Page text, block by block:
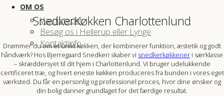
OM OS
Værkstedet
Besøg os i Hellerup eller Lynge
Kontaktinfo
SnedkerKøkken Charlottenlund
Drømmer du om et unikt køkken, der kombinerer funktion, æstetik og godt
håndværk? Hos Bjerregaard Snedkeri skaber vi snedkerkøkkener i særklasse
– skræddersyet til dit hjem i Charlottenlund. Vi bruger udelukkende
certificeret træ, og hvert eneste køkken produceres fra bunden i vores eget
værksted. Du får en personlig og professionel proces, hvor dine ønsker og
din bolig danner grundlaget for det færdige resultat.